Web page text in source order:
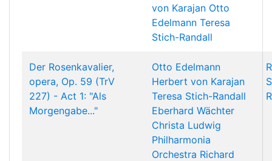
von Karajan Otto
Edelmann Teresa
Stich-Randall
Der Rosenkavalier,
opera, Op. 59 (TrV
227) - Act 1: "Als
Morgengabe..."
Otto Edelmann
Herbert von Karajan
Teresa Stich-Randall
Eberhard Wächter
Christa Ludwig
Philharmonia
Orchestra Richard